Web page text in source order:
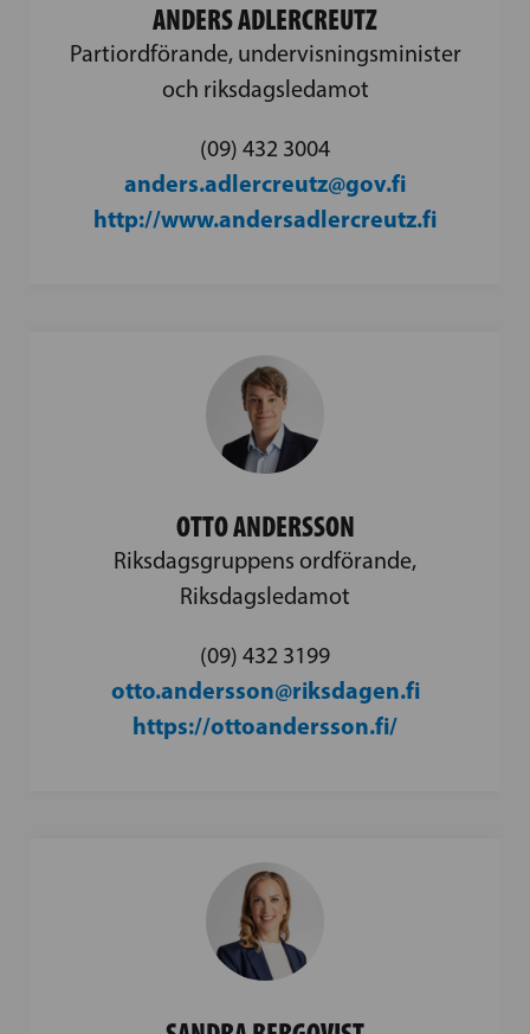
ANDERS ADLERCREUTZ
Partiordförande, undervisningsminister
och riksdagsledamot
(09) 432 3004
anders.adlercreutz@gov.fi
http://www.andersadlercreutz.fi
OTTO ANDERSSON
Riksdagsgruppens ordförande,
Riksdagsledamot
(09) 432 3199
otto.andersson@riksdagen.fi
https://ottoandersson.fi/